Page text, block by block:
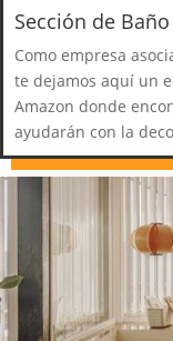
Sección de Baño
Como empresa
te dejamos aquí un
Amazon donde
ayudarán con la